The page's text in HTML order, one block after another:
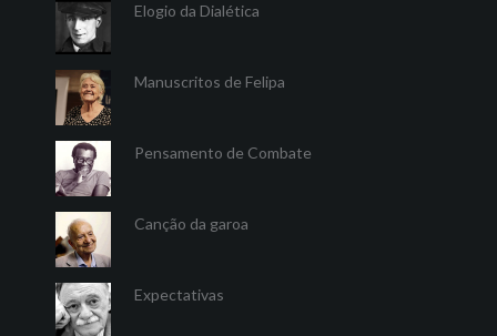
Elogio da Dialética
Manuscritos de Felipa
Pensamento de Combate
Canção da garoa
Expectativas